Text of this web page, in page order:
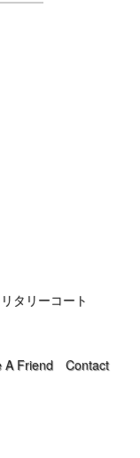
タリーコート
A Friend Contact Us